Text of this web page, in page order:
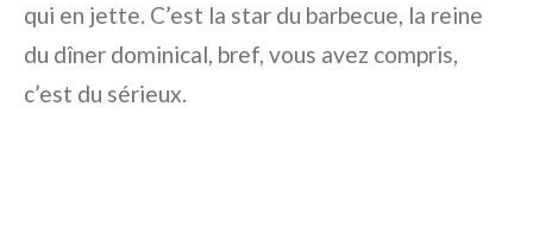
qui en jette. C’est la star du barbecue, la reine
du dîner dominical, bref, vous avez compris,
c’est du sérieux.